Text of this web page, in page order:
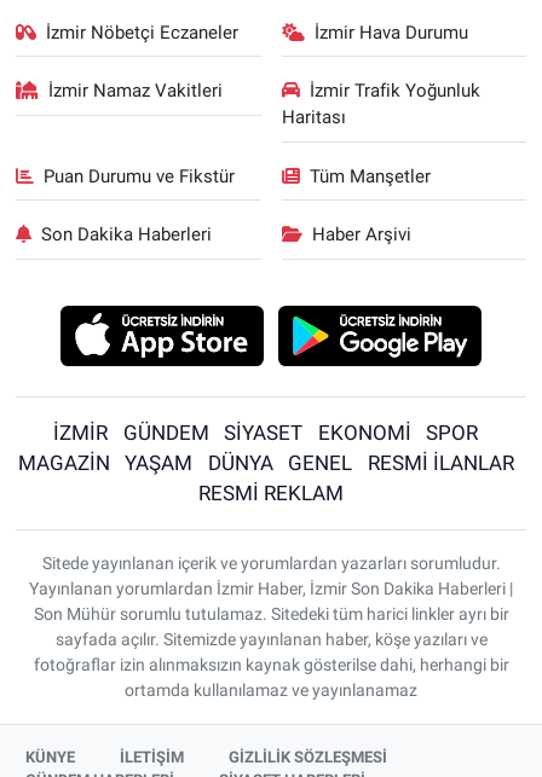
İzmir Nöbetçi Eczaneler İzmir Hava Durumu
İzmir Namaz Vakitleri
İzmir Trafik Yoğunluk
Haritası
Puan Durumu ve Fikstür Tüm Manşetler
Son Dakika Haberleri Haber Arşivi
İZMİR GÜNDEM SİYASET EKONOMİ
SPOR
MAGAZİN
YAŞAM DÜNYA GENEL
RESMİ İLANLAR
RESMİ REKLAM
Sitede yayınlanan içerik ve yorumlardan yazarları sorumludur.
Yayınlanan yorumlardan İzmir Haber, İzmir Son Dakika Haberleri |
Son Mühür sorumlu tutulamaz. Sitedeki tüm harici linkler ayrı bir
sayfada açılır. Sitemizde yayınlanan haber, köşe yazıları ve
fotoğraflar izin alınmaksızın kaynak gösterilse dahi, herhangi bir
ortamda kullanılamaz ve yayınlanamaz
KÜNYE İLETİŞİM
GİZLİLİK SÖZLEŞMESİ